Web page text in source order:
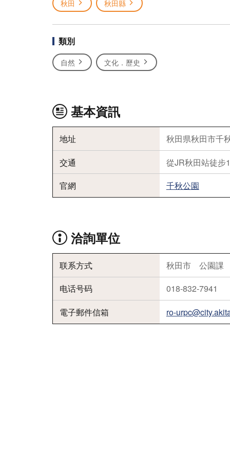
秋田 秋田縣
類別
自然 文化．歷史
基本資訊
地址
秋田県秋田市千
交通
從JR秋田站徒步
官網
千秋公園
洽詢單位
联系方式
秋田市 公園課
电话号码
018-832-7941
電子郵件信箱
ro-